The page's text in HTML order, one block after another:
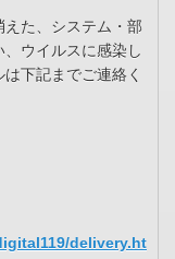
た、システム・部
ウイルスに感染し
下記までご連絡く
delivery.ht